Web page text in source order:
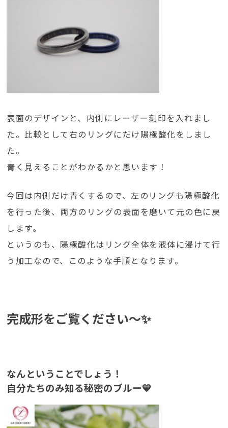
表面のデザインと、内側にレーザー刻印を入れまし
た。比較として右のリングにだけ陽極酸化をしまし
た。
青く見えることがわかるかと思います！
今回は内側だけ青くするので、左のリングも陽極酸化
を行った後、両方のリングの表面を磨いて元の色に戻
します。
というのも、陽極酸化はリング全体を液体に浸けて行
う加工なので、このような手順となります。
完成形をご覧ください～✨
なんということでしょう！
自分たちのみ知る秘密のブルー💙